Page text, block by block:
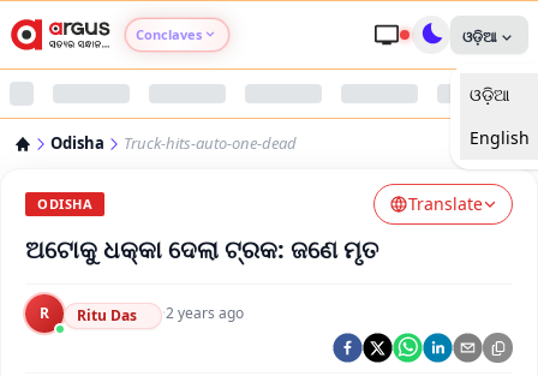
Conclaves
Argus Swaad Odisha
ଓଡ଼ିଆ
ଓଡ଼ିଆ
English
Odisha Truck-hits-auto-one-dead
ODISHA Translate
ଅଟୋକୁ ଧକ୍କା ଦେଲା ଟ୍ରକ: ଜଣେ ମୃତ
R Ritu Das ·2 years ago